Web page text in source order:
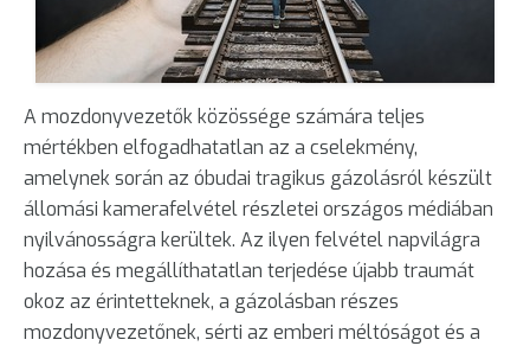
A mozdonyvezetők közössége számára teljes
mértékben elfogadhatatlan az a cselekmény,
amelynek során az óbudai tragikus gázolásról készült
állomási kamerafelvétel részletei országos médiában
nyilvánosságra kerültek. Az ilyen felvétel napvilágra
hozása és megállíthatatlan terjedése újabb traumát
okoz az érintetteknek, a gázolásban részes
mozdonyvezetőnek, sérti az emberi méltóságot és a